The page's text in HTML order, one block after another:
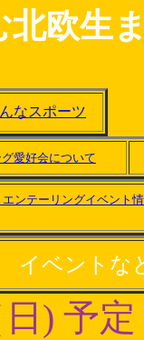
北欧生
なスポーツ
愛好会について
ンテーリングイベント
イベントな
日) 予